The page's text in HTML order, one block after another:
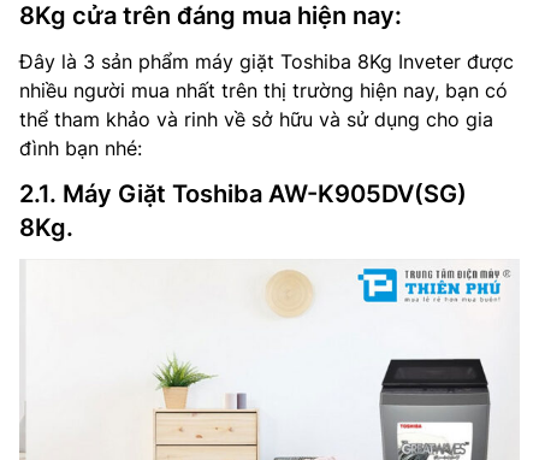
8Kg cửa trên đáng mua hiện nay:
Đây là 3 sản phẩm máy giặt Toshiba 8Kg Inveter được
nhiều người mua nhất trên thị trường hiện nay, bạn có
thể tham khảo và rinh về sở hữu và sử dụng cho gia
đình bạn nhé:
2.1. Máy Giặt Toshiba AW-K905DV(SG)
8Kg.